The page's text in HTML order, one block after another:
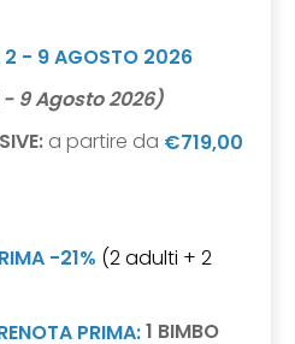
2 - 9 AGOSTO 2026
9 Agosto 2026)
a partire da €719,00
-21% (2 adulti + 2
PRIMA:1 BIMBO